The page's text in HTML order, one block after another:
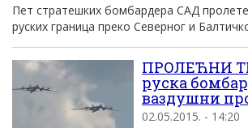
Пет стратешких бомбардера САД
руских граница преко Северног и
ПРОЛЕЋНИ
руска
ваздушни
02.05.2015. - 14:20